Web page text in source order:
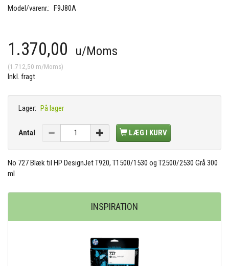
Model/varenr.: F9J80A
1.370,00 u/Moms
(1.712,50 m/Moms)
Inkl. fragt
Lager: På lager
Antal LÆG I KURV
No 727 Blæk til HP DesignJet T920, T1500/1530 og T2500/2530 Grå 300
ml
INSPIRATION